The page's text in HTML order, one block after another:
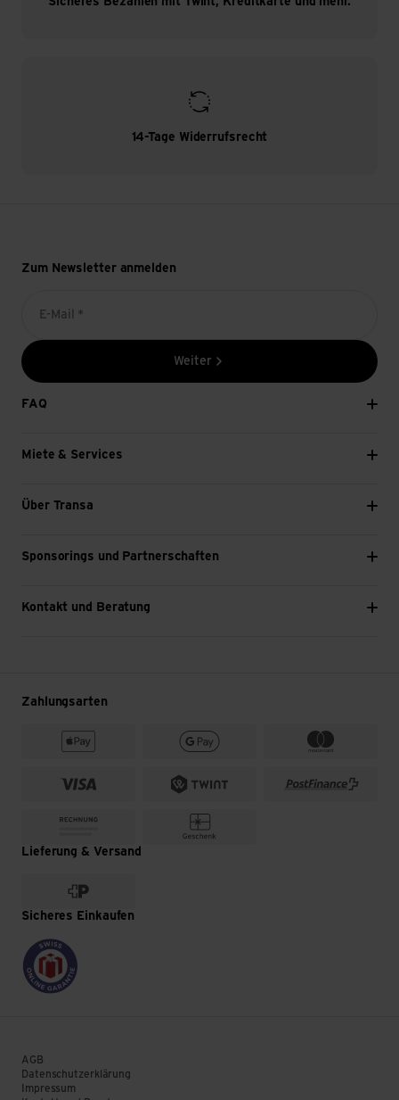
14-Tage Widerrufsrecht
Zum Newsletter anmelden
E-Mail *
Weiter
FAQ
Miete & Services
Über Transa
Sponsorings und Partnerschaften
Kontakt und Beratung
Zahlungsarten
Lieferung & Versand
Sicheres Einkaufen
AGB
Datenschutzerklärung
Impressum